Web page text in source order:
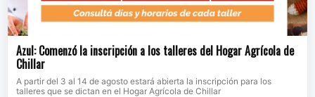
Azul: Comenzó la inscripción a los talleres del Hogar Agrícola de
Chillar
A partir del 3 al 14 de agosto estará abierta la inscripción para los
talleres que se dictan en el Hogar Agrícola de Chillar